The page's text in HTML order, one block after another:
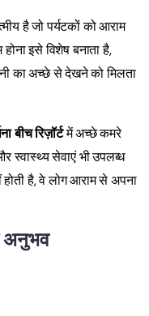
है जो पर्यटकों को आराम
इसे विशेष बनाता है,
का अच्छे से देखने को मिलता
बीच रिज़ॉर्टमें अच्छे कमरे
स्वास्थ्य सेवाएं भी उपलब्ध
है, वे लोग आराम से अपना
अनुभव